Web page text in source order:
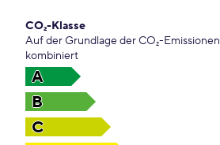
CO₂-Klasse
Auf der Grundlage der CO₂-Emissionen
kombiniert
A
B
C